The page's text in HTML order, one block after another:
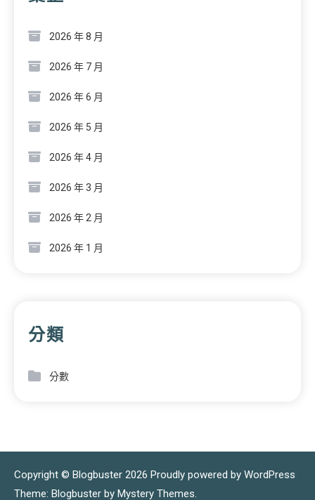
2026 年 8 月
2026 年 7 月
2026 年 6 月
2026 年 5 月
2026 年 4 月
2026 年 3 月
2026 年 2 月
2026 年 1 月
分類
分數
Copyright © Blogbuster 2026 Proudly powered by WordPress
Theme: Blogbuster by Mystery Themes